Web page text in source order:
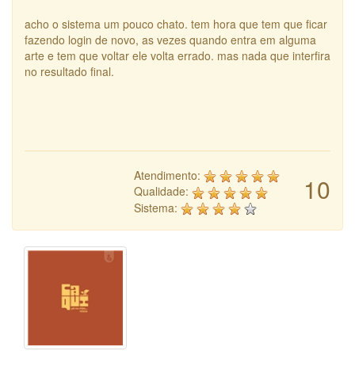
acho o sistema um pouco chato. tem hora que tem que ficar
fazendo login de novo, as vezes quando entra em alguma
arte e tem que voltar ele volta errado. mas nada que interfira
no resultado final.
10
Atendimento:
Qualidade:
Sistema: